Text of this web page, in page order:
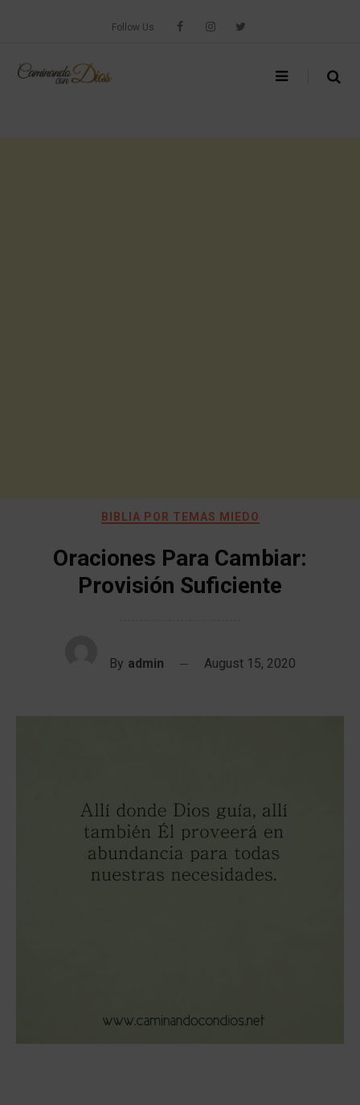
Follow Us
BIBLIA POR TEMAS MIEDO
Oraciones Para Cambiar:
Provisión Suficiente
By admin August 15, 2020